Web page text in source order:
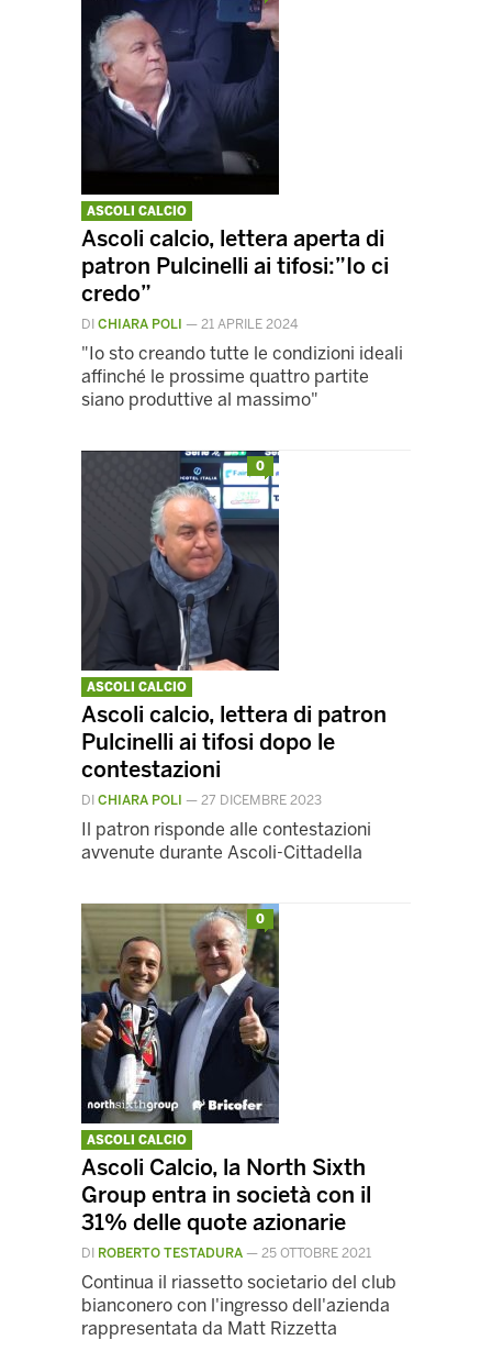
ASCOLI CALCIO
Ascoli calcio, lettera aperta di
patron Pulcinelli ai tifosi:”Io ci
credo”
DI CHIARA POLI — 21 APRILE 2024
"Io sto creando tutte le condizioni ideali
affinché le prossime quattro partite
siano produttive al massimo"
0
ASCOLI CALCIO
Ascoli calcio, lettera di patron
Pulcinelli ai tifosi dopo le
contestazioni
DI CHIARA POLI — 27 DICEMBRE 2023
Il patron risponde alle contestazioni
avvenute durante Ascoli-Cittadella
0
ASCOLI CALCIO
Ascoli Calcio, la North Sixth
Group entra in società con il
31% delle quote azionarie
DI ROBERTO TESTADURA — 25 OTTOBRE 2021
Continua il riassetto societario del club
bianconero con l'ingresso dell'azienda
rappresentata da Matt Rizzetta